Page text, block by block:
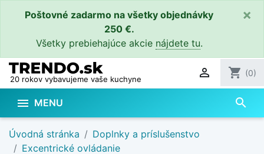
Poštovné zadarmo na všetky objednávky
250 €.
Všetky prebiehajúce akcie nájdete tu.
×
20 rokov vybavujeme vaše kuchyne  shopping_cart (0)
 MENU search
Úvodná stránka
Doplnky a príslušenstvo
Excentrické ovládanie